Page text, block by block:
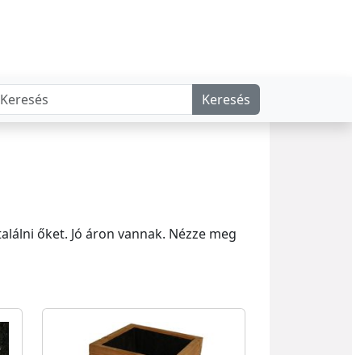
Keresés
őket. Jó áron vannak. Nézze meg